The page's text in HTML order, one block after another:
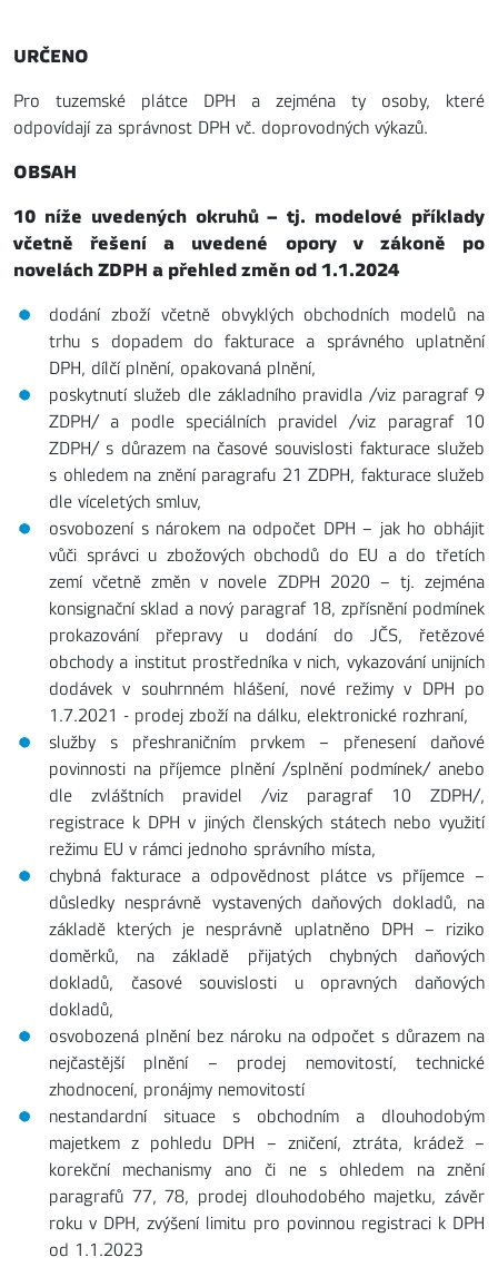
URČENO
Pro tuzemské plátce DPH a zejména ty osoby, které
odpovídají za správnost DPH vč. doprovodných výkazů.
OBSAH
10 níže uvedených okruhů – tj. modelové příklady
včetně řešení a uvedené opory v zákoně po
novelách ZDPH a přehled změn od 1.1.2024
dodání zboží včetně obvyklých obchodních modelů na
trhu s dopadem do fakturace a správného uplatnění
DPH, dílčí plnění, opakovaná plnění,
poskytnutí služeb dle základního pravidla /viz paragraf 9
ZDPH/ a podle speciálních pravidel /viz paragraf 10
ZDPH/ s důrazem na časové souvislosti fakturace služeb
s ohledem na znění paragrafu 21 ZDPH, fakturace služeb
dle víceletých smluv,
osvobození s nárokem na odpočet DPH – jak ho obhájit
vůči správci u zbožových obchodů do EU a do třetích
zemí včetně změn v novele ZDPH 2020 – tj. zejména
konsignační sklad a nový paragraf 18, zpřísnění podmínek
prokazování přepravy u dodání do JČS, řetězové
obchody a institut prostředníka v nich, vykazování unijních
dodávek v souhrnném hlášení, nové režimy v DPH po
1.7.2021 - prodej zboží na dálku, elektronické rozhraní,
služby s přeshraničním prvkem – přenesení daňové
povinnosti na příjemce plnění /splnění podmínek/ anebo
dle zvláštních pravidel /viz paragraf 10 ZDPH/,
registrace k DPH v jiných členských státech nebo využití
režimu EU v rámci jednoho správního místa,
chybná fakturace a odpovědnost plátce vs příjemce –
důsledky nesprávně vystavených daňových dokladů, na
základě kterých je nesprávně uplatněno DPH – riziko
doměrků, na základě přijatých chybných daňových
dokladů, časové souvislosti u opravných daňových
dokladů,
osvobozená plnění bez nároku na odpočet s důrazem na
nejčastější plnění – prodej nemovitostí, technické
zhodnocení, pronájmy nemovitostí
nestandardní situace s obchodním a dlouhodobým
majetkem z pohledu DPH – zničení, ztráta, krádež –
korekční mechanismy ano či ne s ohledem na znění
paragrafů 77, 78, prodej dlouhodobého majetku, závěr
roku v DPH, zvýšení limitu pro povinnou registraci k DPH
od 1.1.2023